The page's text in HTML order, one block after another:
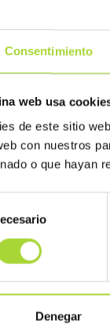
Consentimiento
web usa
de este sitio
con nuestros
o que hayan
Denegar
clave como
en la
activa (AR).
y ejercería de